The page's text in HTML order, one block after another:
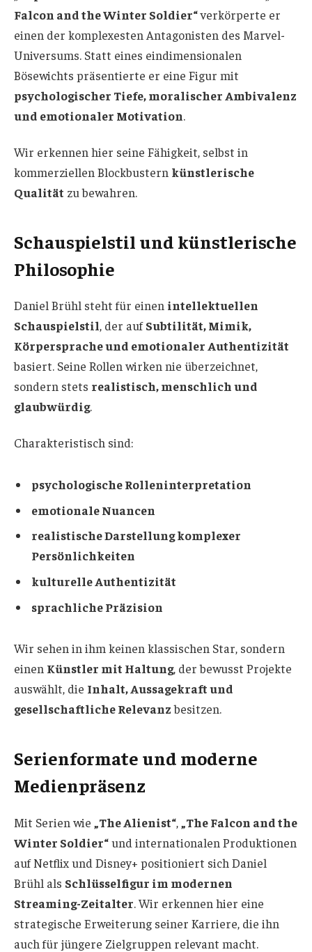
Falcon and the Winter Soldier“verkörperte er
einen der komplexesten Antagonisten des Marvel-
Universums. Statt eines eindimensionalen
Bösewichts präsentierte er eine Figur mit
psychologischer Tiefe, moralischer Ambivalenz
und emotionaler Motivation.
Wir erkennen hier seine Fähigkeit, selbst in
kommerziellen Blockbustern künstlerische
Qualität zu bewahren.
Schauspielstil und künstlerische
Philosophie
Daniel Brühl steht für einen intellektuellen
Schauspielstil, der aufSubtilität, Mimik,
Körpersprache und emotionaler Authentizität
basiert. Seine Rollen wirken nie überzeichnet,
sondern stets realistisch, menschlich und
glaubwürdig.
Charakteristisch sind:
psychologische Rolleninterpretation
emotionale Nuancen
realistische Darstellung komplexer
Persönlichkeiten
kulturelle Authentizität
sprachliche Präzision
Wir sehen in ihm keinen klassischen Star, sondern
einen Künstler mit Haltung, der bewusst Projekte
auswählt, die Inhalt, Aussagekraft und
gesellschaftliche Relevanzbesitzen.
Serienformate und moderne
Medienpräsenz
Mit Serien wie „The Alienist“,„The Falcon and the
Winter Soldier“und internationalen Produktionen
auf Netflix und Disney+ positioniert sich Daniel
Brühl als Schlüsselfigur im modernen
Streaming-Zeitalter. Wir erkennen hier eine
strategische Erweiterung seiner Karriere, die ihn
auch für jüngere Zielgruppen relevant macht.